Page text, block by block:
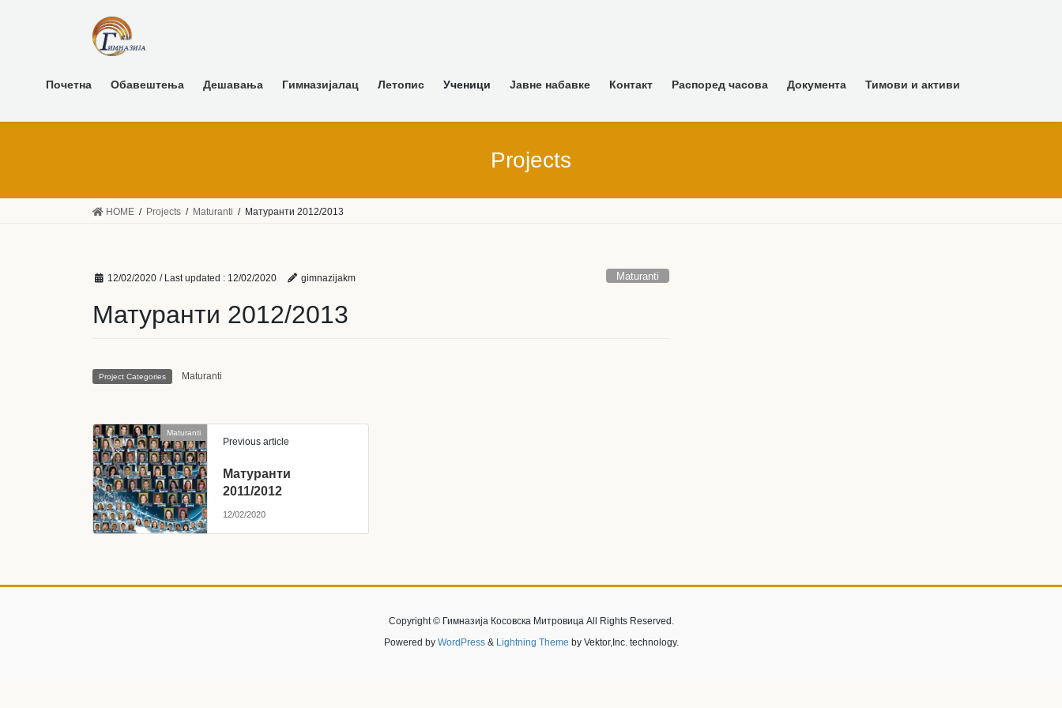
Почетна Обавештења Дешавања Гимназијалац Летопис Ученици Јавне набавке Контакт Распоред часова Документа Тимови и активи
Projects
HOME Projects Maturanti Матуранти 2012/2013
12/02/2020 / Last updated : 12/02/2020 gimnazijakm Maturanti
Матуранти 2012/2013
Project Categories Maturanti
Maturanti
Previous article
Матуранти
2011/2012
12/02/2020
Copyright © Гимназија Косовска Митровица All Rights Reserved.
Powered by WordPress& Lightning Theme by Vektor,Inc. technology.